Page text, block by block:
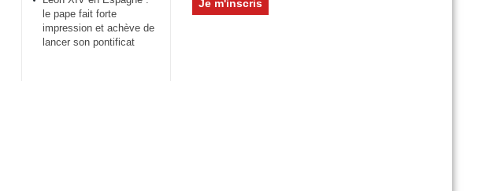
le pape fait forte
impression et achève de
lancer son pontificat